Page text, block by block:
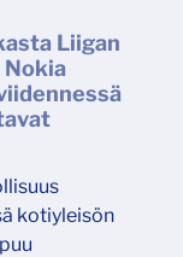
Liigan
kotiyleisön